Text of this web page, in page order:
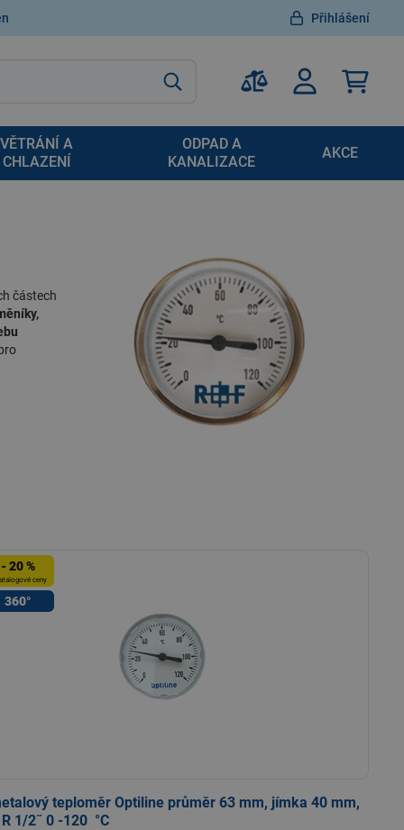
Přihlášení
VĚTRÁNÍ A
CHLAZENÍ
ODPAD A
KANALIZACE
AKCE
částech
- 20 %
ceny
360°
teploměr Optiline průměr 63 mm, jímka 40 mm,
1/2˝ 0 -120 °C